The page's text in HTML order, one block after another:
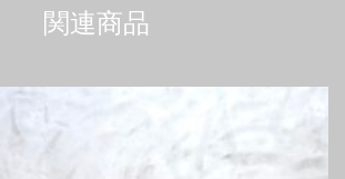
関連商品